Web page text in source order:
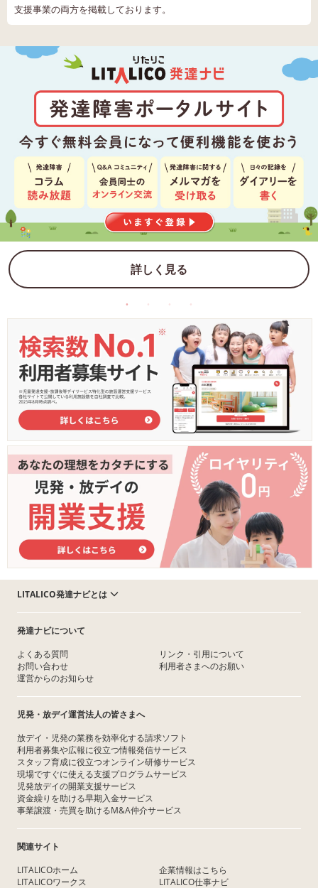
支援事業の両方を掲載しております。
く見る
LITALICO発達ナビとは
発達ナビについて
よくある質問
お問い合わせ
運営からのお知らせ
リンク・引用について
利用者さまへのお願い
児発・放デイ運営法人の皆さまへ
放デイ・児発の業務を効率化する請求ソフト
利用者募集や広報に役立つ情報発信サービス
スタッフ育成に役立つオンライン研修サービス
現場ですぐに使える支援プログラムサービス
児発放デイの開業支援サービス
資金繰りを助ける早期入金サービス
事業譲渡・売買を助けるM&A仲介サービス
関連サイト
LITALICOホーム
LITALICOワークス
企業情報はこちら
LITALICO仕事ナビ